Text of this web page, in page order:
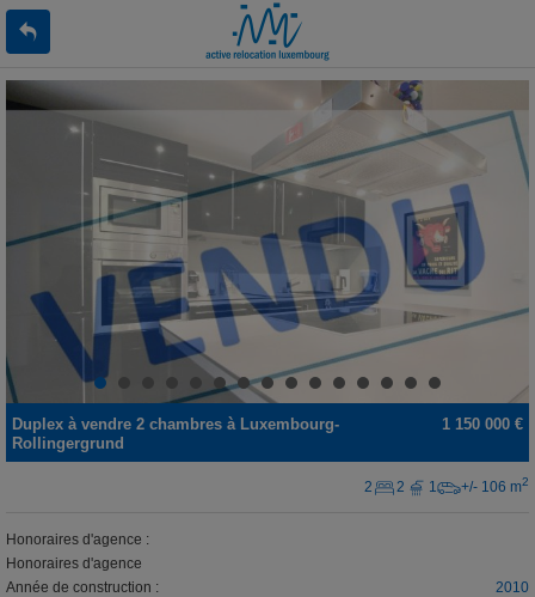
1 150 000 €
Duplex à vendre 2 chambres à Luxembourg-
Rollingergrund
2 2 1 +/- 106 m2
Honoraires d'agence :
Honoraires d'agence
Année de construction :
2010